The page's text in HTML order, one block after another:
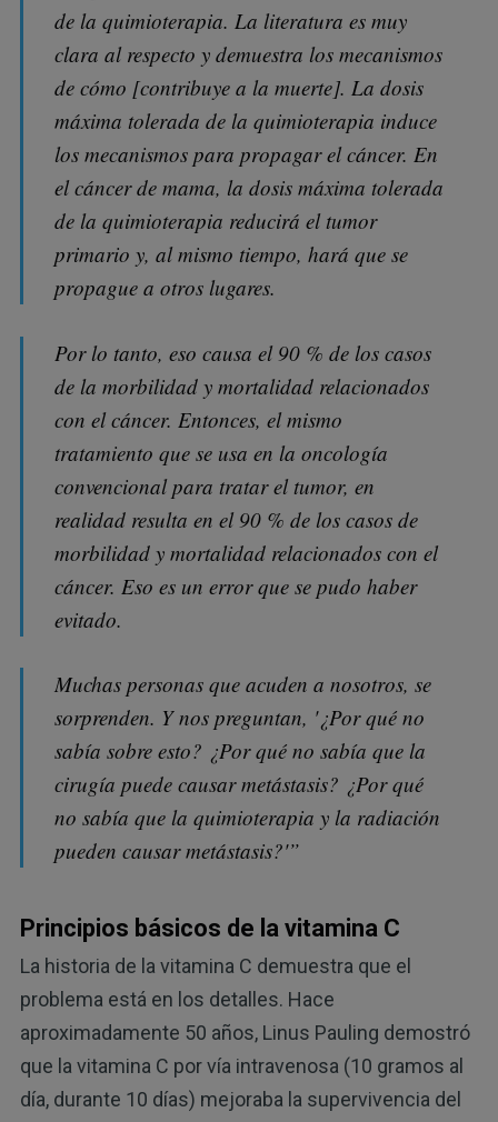
de la quimioterapia. La literatura es muy
clara al respecto y demuestra los mecanismos
de cómo [contribuye a la muerte]. La dosis
máxima tolerada de la quimioterapia induce
los mecanismos para propagar el cáncer. En
el cáncer de mama, la dosis máxima tolerada
de la quimioterapia reducirá el tumor
primario y, al mismo tiempo, hará que se
propague a otros lugares.
Por lo tanto, eso causa el 90 % de los casos
de la morbilidad y mortalidad relacionados
con el cáncer. Entonces, el mismo
tratamiento que se usa en la oncología
convencional para tratar el tumor, en
realidad resulta en el 90 % de los casos de
morbilidad y mortalidad relacionados con el
cáncer. Eso es un error que se pudo haber
evitado.
Muchas personas que acuden a nosotros, se
sorprenden. Y nos preguntan, '¿Por qué no
sabía sobre esto? ¿Por qué no sabía que la
cirugía puede causar metástasis? ¿Por qué
no sabía que la quimioterapia y la radiación
pueden causar metástasis?'”
Principios básicos de la vitamina C
La historia de la vitamina C demuestra que el
problema está en los detalles. Hace
aproximadamente 50 años, Linus Pauling demostró
que la vitamina C por vía intravenosa (10 gramos al
día, durante 10 días) mejoraba la supervivencia del